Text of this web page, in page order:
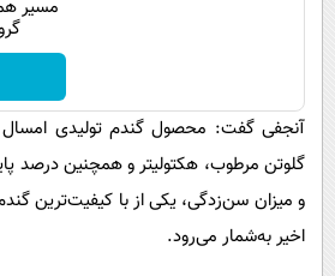
مسیر
آنجفی گفت: محصول گندم تولیدی امسال
گلوتن مرطوب، هکتولیتر و همچنین درصد
و میزان سن‌زدگی، یکی از با کیفیت‌ترین
اخیر به‌شمار می‌رود.